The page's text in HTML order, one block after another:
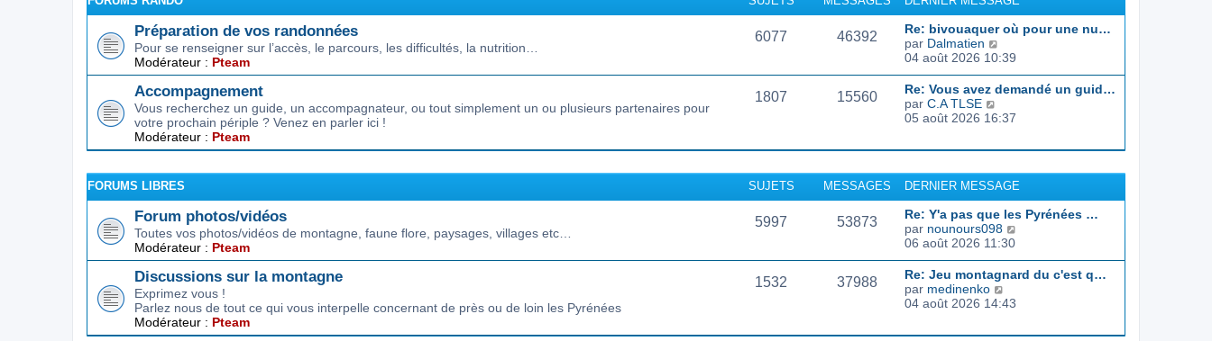
l
e
d
n
i
e
s
a
e
l
e
r
l
e
d
r
i
r
e
s
s
e
Préparation de vos randonnées
Pour se renseigner sur l’accès, le parcours, les difficultés, la nutrition…
Modérateur : Pteam
6077 46392
Re: bivouaquer où pour une nu…
par Dalmatien
o
s
l
l
e
d
e
r
n
i
e
r
m
04 août 2026 10:39
Accompagnement
Vous recherchez un guide, un accompagnateur, ou tout simplement un ou plusieurs partenaires pour
votre prochain périple ? Venez en parler ici !
Modérateur : Pteam
1807 15560
Re: Vous avez demandé un guid…
par C.A TLSE
o
l
t
e
r
l
e
d
e
r
n
e
05 août 2026 16:37
FORUMS LIBRES SUJETS MESSAGES DERNIER MESSAGE
Forum photos/vidéos
Toutes vos photos/vidéos de montagne, faune flore, paysages, villages etc…
Modérateur : Pteam
5997 53873
Re: Y'a pas que les Pyrénées …
par nounours098
s
06 août 2026 11:30
Discussions sur la montagne
Exprimez vous !
Parlez nous de tout ce qui vous interpelle concernant de près ou de loin les Pyrénées
Modérateur : Pteam
1532 37988
Re: Jeu montagnard du c'est q…
par medinenko
o
04 août 2026 14:43